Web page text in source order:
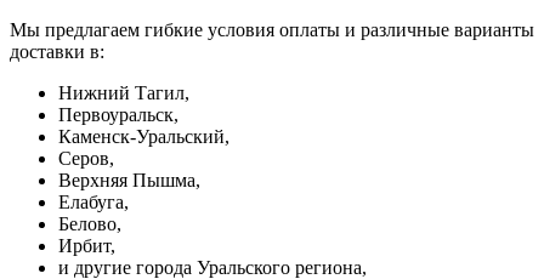
Мы предлагаем гибкие условия оплаты и различные варианты
доставки в:
Нижний Тагил,
Первоуральск,
Каменск-Уральский,
Серов,
Верхняя Пышма,
Елабуга,
Белово,
Ирбит,
и другие города Уральского региона,